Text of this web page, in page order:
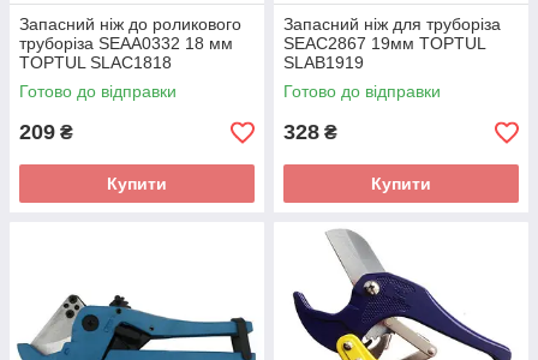
Запасний ніж до роликового
труборіза SEAA0332 18 мм
TOPTUL SLAC1818
Готово до відправки
209 ₴
Купити
Запасний ніж для труборіза
SEAC2867 19мм TOPTUL
SLAB1919
Готово до відправки
328 ₴
Купити